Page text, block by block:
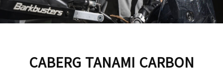
CABERG TANAMI CARBON